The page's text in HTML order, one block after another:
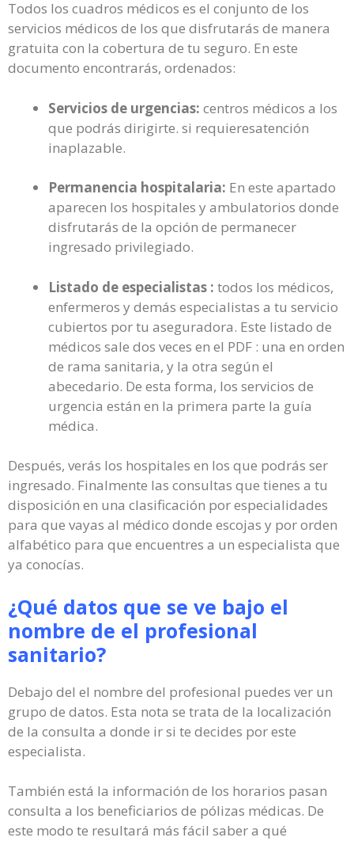
Todos los cuadros médicos es el conjunto de los
servicios médicos de los que disfrutarás de manera
gratuita con la cobertura de tu seguro. En este
documento encontrarás, ordenados:
Servicios de urgencias: centros médicos a los
que podrás dirigirte. si requieresatención
inaplazable.
Permanencia hospitalaria: En este apartado
aparecen los hospitales y ambulatorios donde
disfrutarás de la opción de permanecer
ingresado privilegiado.
Listado de especialistas : todos los médicos,
enfermeros y demás especialistas a tu servicio
cubiertos por tu aseguradora. Este listado de
médicos sale dos veces en el PDF : una en orden
de rama sanitaria, y la otra según el
abecedario. De esta forma, los servicios de
urgencia están en la primera parte la guía
médica.
Después, verás los hospitales en los que podrás ser
ingresado. Finalmente las consultas que tienes a tu
disposición en una clasificación por especialidades
para que vayas al médico donde escojas y por orden
alfabético para que encuentres a un especialista que
ya conocías.
¿Qué datos que se ve bajo el
nombre de el profesional
sanitario?
Debajo del el nombre del profesional puedes ver un
grupo de datos. Esta nota se trata de la localización
de la consulta a donde ir si te decides por este
especialista.
También está la información de los horarios pasan
consulta a los beneficiarios de pólizas médicas. De
este modo te resultará más fácil saber a qué